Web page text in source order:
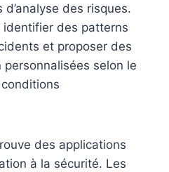
des risques.
identifier des patterns
et proposer des
selon le
des applications
à la sécurité. Les